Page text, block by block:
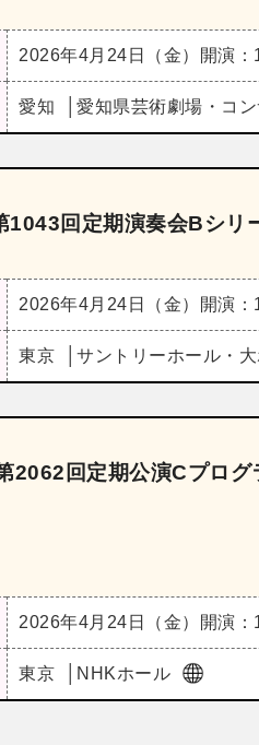
2026年4月24日（金） 開演：
愛知 愛知県芸術劇場・コ
1043回定期演奏会Bシリ
2026年4月24日（金） 開演：
東京 サントリーホール・
回定期公演Cプロ
2026年4月24日（金） 開演：
東京 NHKホール